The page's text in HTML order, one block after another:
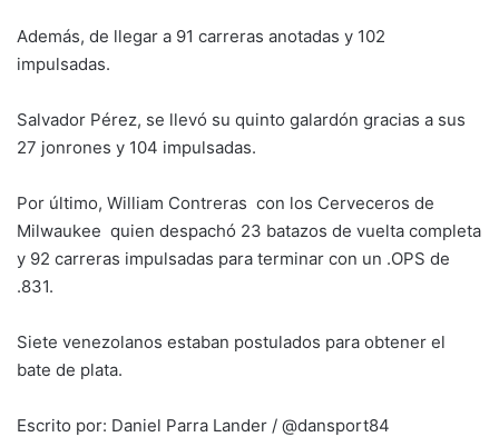
Además, de llegar a 91 carreras anotadas y 102
impulsadas.
Salvador Pérez, se llevó su quinto galardón gracias a sus
27 jonrones y 104 impulsadas.
Por último, William Contreras con los Cerveceros de
Milwaukee quien despachó 23 batazos de vuelta completa
y 92 carreras impulsadas para terminar con un .OPS de
.831.
Siete venezolanos estaban postulados para obtener el
bate de plata.
Escrito por: Daniel Parra Lander / @dansport84